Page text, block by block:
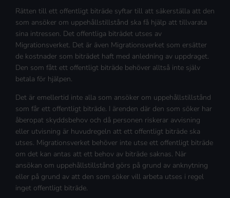
Rätten till ett offentligt biträde syftar till att säkerställa att den
som ansöker om uppehållstillstånd ska få hjälp att tillvarata
sina intressen. Det offentliga biträdet utses av
Migrationsverket. Det är även Migrationsverket som ersätter
de kostnader som biträdet haft med anledning av uppdraget.
Den som fått ett offentligt biträde behöver alltså inte själv
betala för hjälpen.
Det är emellertid inte alla som ansöker om uppehållstillstånd
som får ett offentligt biträde. I ärenden där den som söker har
åberopat skyddsbehov och då personen riskerar avvisning
eller utvisning är huvudregeln att ett offentligt biträde ska
utses. Migrationsverket behöver inte utse ett offentligt biträde
om det kan antas att ett behov av biträde saknas. När
ansökan om uppehållstillstånd görs på grund av anknytning
eller på grund av att den som söker vill arbeta utses i regel
inget offentligt biträde.